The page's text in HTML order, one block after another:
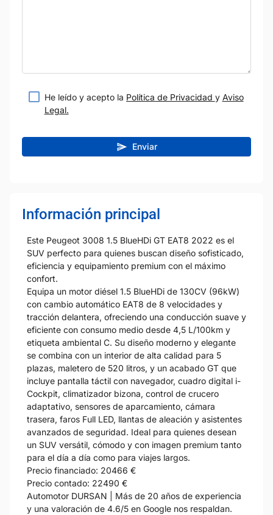
He leído y acepto la Política de Privacidad y Aviso
Legal.
Enviar
Información principal
Este Peugeot 3008 1.5 BlueHDi GT EAT8 2022 es el
SUV perfecto para quienes buscan diseño sofisticado,
eficiencia y equipamiento premium con el máximo
confort.
Equipa un motor diésel 1.5 BlueHDi de 130CV (96kW)
con cambio automático EAT8 de 8 velocidades y
tracción delantera, ofreciendo una conducción suave y
eficiente con consumo medio desde 4,5 L/100km y
etiqueta ambiental C. Su diseño moderno y elegante
se combina con un interior de alta calidad para 5
plazas, maletero de 520 litros, y un acabado GT que
incluye pantalla táctil con navegador, cuadro digital i-
Cockpit, climatizador bizona, control de crucero
adaptativo, sensores de aparcamiento, cámara
trasera, faros Full LED, llantas de aleación y asistentes
avanzados de seguridad. Ideal para quienes desean
un SUV versátil, cómodo y con imagen premium tanto
para el día a día como para viajes largos.
Precio financiado: 20466 €
Precio contado: 22490 €
Automotor DURSAN | Más de 20 años de experiencia
y una valoración de 4.6/5 en Google nos respaldan.